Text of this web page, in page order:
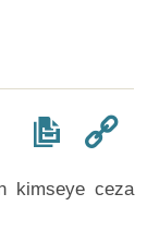
kimseye ceza